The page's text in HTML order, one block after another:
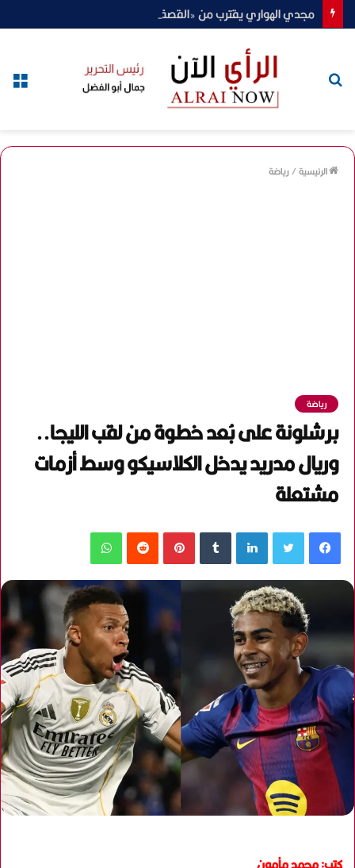
الرئيسية/رياضة
رياضة
برشلونة على بُعد خطوة من لقب الليجا..
وريال مدريد يدخل الكلاسيكو وسط أزمات
مشتعلة
فيسبوك لينكدإن بينتيريست